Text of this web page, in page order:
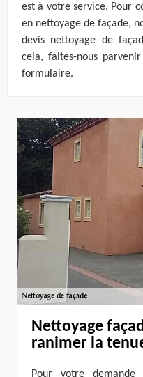
est à votre service. Pour
en nettoyage de façade,
devis nettoyage de
cela, faites-nous
formulaire.
Nettoyage
ranimer la
Pour votre